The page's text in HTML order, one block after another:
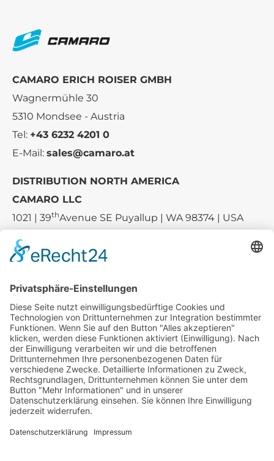
CAMARO ERICH ROISER GMBH
Wagnermühle 30
5310 Mondsee - Austria
Tel: +43 6232 4201 0
E-Mail: sales@camaro.at
DISTRIBUTION NORTH AMERICA
CAMARO LLC
1021 | 39thAvenue SE Puyallup | WA 98374 | USA
Tel.:+1 253-867-57 35
Unternehmen
Service
Media
© 2026 - Camaro Erich Roiser GmbH
AGB Impressum